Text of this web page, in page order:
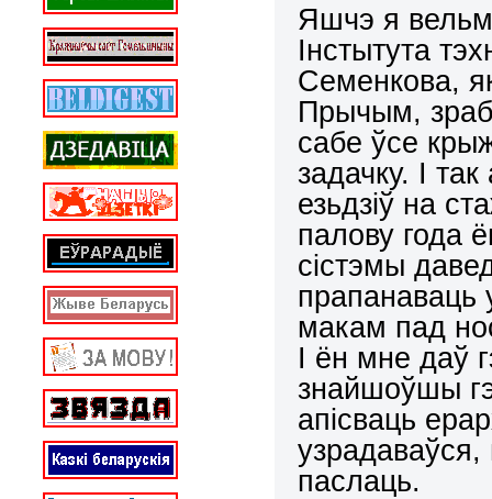
Яшчэ я
Інстытута
Семенкова,
Прычым,
сабе ўсе
задачку. І
езьдзіў на
палову года
сістэмы
прапанаваць
макам пад
І ён мне даў
знайшоўшы
апісваць
узрадаваўся,
паслаць.